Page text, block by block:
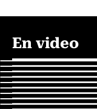
En video